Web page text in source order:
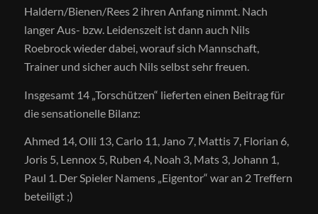
Haldern/​Bienen/​Rees 2 ihren Anfang nimmt. Nach
langer Aus- bzw. Leidenszeit ist dann auch Nils
Roebrock wieder dabei, worauf sich Mannschaft,
Trainer und sicher auch Nils selbst sehr freuen.
Insgesamt 14 „Torschützen“ lieferten einen Beitrag für
die sensationelle Bilanz:
Ahmed 14, Olli 13, Carlo 11, Jano 7, Mattis 7, Florian 6,
Joris 5, Lennox 5, Ruben 4, Noah 3, Mats 3, Johann 1,
Paul 1. Der Spieler Namens „Eigentor“ war an 2 Treffern
beteiligt ;)